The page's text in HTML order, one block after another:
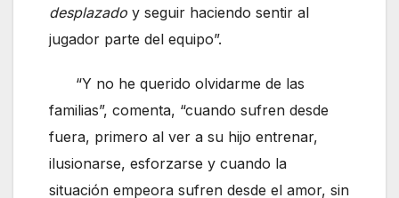
desplazado y seguir haciendo sentir al
jugador parte del equipo”.
“Y no he querido olvidarme de las
familias”, comenta, “cuando sufren desde
fuera, primero al ver a su hijo entrenar,
ilusionarse, esforzarse y cuando la
situación empeora sufren desde el amor, sin